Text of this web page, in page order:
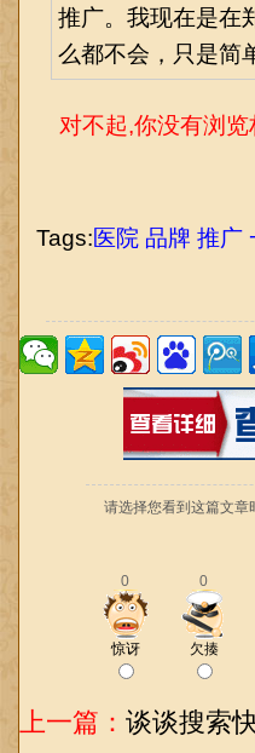
推广。我现在是在
么都不会，只是简
对不起,你没有浏
Tags: 医院 品牌 推广
请选择您看到这篇文章
0 0
惊讶 欠揍
上一篇： 谈谈搜索